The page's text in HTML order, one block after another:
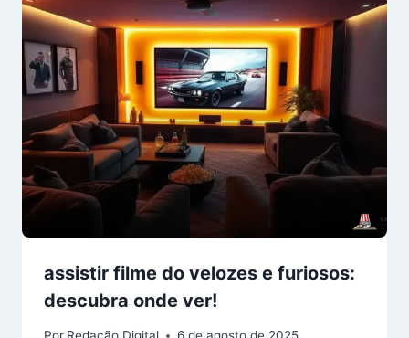
assistir filme do velozes e furiosos:
descubra onde ver!